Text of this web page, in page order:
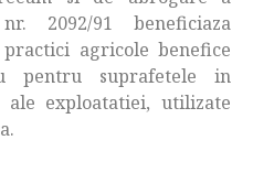
2092/91 beneficiaza
agricole benefice
pentru suprafetele in
ale exploatatiei, utilizate